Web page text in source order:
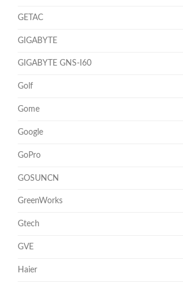
GETAC
GIGABYTE
GIGABYTE GNS-I60
Golf
Gome
Google
GoPro
GOSUNCN
GreenWorks
Gtech
GVE
Haier